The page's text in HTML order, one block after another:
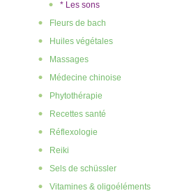
* Les sons
Fleurs de bach
Huiles végétales
Massages
Médecine chinoise
Phytothérapie
Recettes santé
Réflexologie
Reiki
Sels de schüssler
Vitamines & oligoéléments